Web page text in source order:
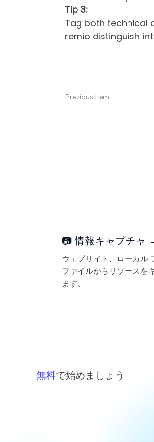
Tip 3:
Tag both technical
remio distinguish
Previous Item
📷 情報キャプチャ
ウェブサイト、ローカル
ファイルからリソースを
ます。
無料で始めましょう